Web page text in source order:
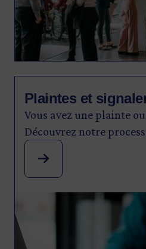
Plaintes et
Vous avez une plainte
Découvrez notre